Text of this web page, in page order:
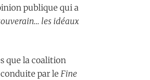
publique qui a
les idéaux
que la coalition
par le Fine